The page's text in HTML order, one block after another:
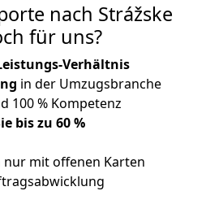
nach Strážske
für uns?
Verhältnis
in der Umzugsbranche
100 % Kompetenz
bis zu 60 %
nur mit offenen Karten